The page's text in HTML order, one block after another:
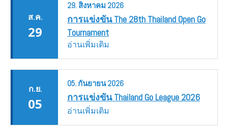
ส.ค.
29
29.สิงหาคม 2026
การแข่งขัน The 28th Thailand Open Go
Tournament
อ่านเพิ่มเติม
ก.ย.
05
05. กันยายน2026
การแข่งขัน Thailand Go League 2026
อ่านเพิ่มเติม